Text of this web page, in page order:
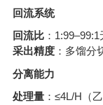
回流系统
回流比 ：
采出精度 ：多馏分
分离能力
处理量 ：≤4L/H（